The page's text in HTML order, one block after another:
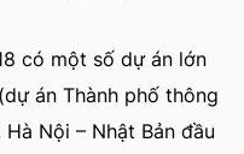
có một số dự án lớn
án Thành phố thông
Nội – Nhật Bản đầu